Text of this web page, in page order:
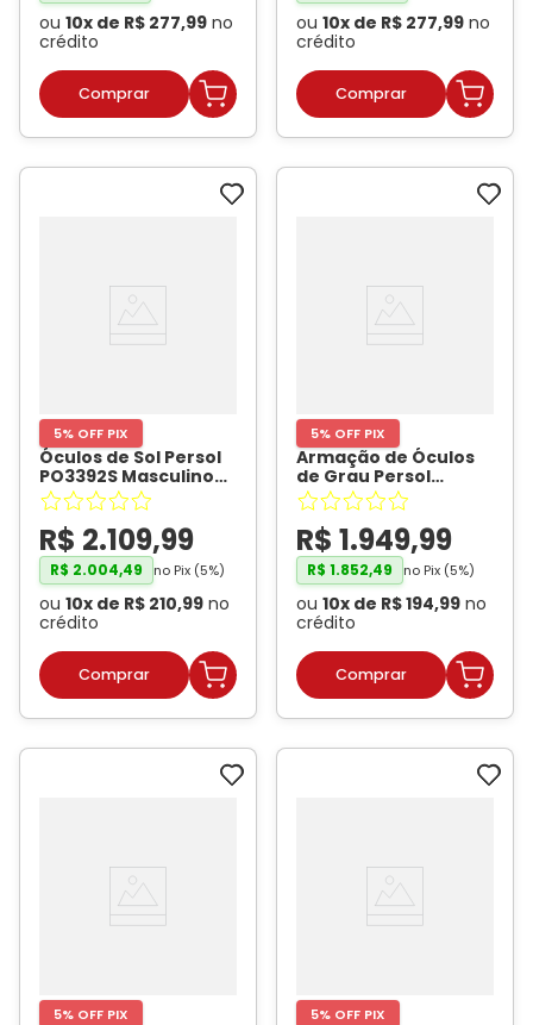
ou 10x de R$ 277,99 no
crédito
ou 10x de R$ 277,99 no
crédito
5% OFF PIX
Óculos de Sol Persol
PO3392S Masculino
Quadrado Acetato
Marrom- PERSOL
R$ 2.109,99
R$ 2.004,49 no Pix (5%)
ou 10x de R$ 210,99 no
crédito
5% OFF PIX
Armação de Óculos
de Grau Persol
PO3092V Unissex
Redondo Acetato
Marrom- PERSOL
R$ 1.949,99
R$ 1.852,49 no Pix (5%)
ou 10x de R$194,99 no
crédito
5% OFF PIX 5% OFF PIX